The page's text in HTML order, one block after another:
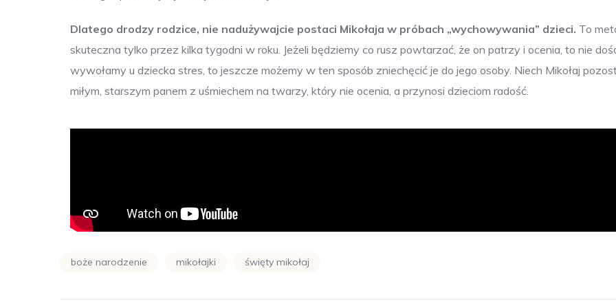
Dlatego drodzy rodzice, nie nadużywajcie postaci Mikołaja w próbach „wychowywania” dzieci. To
skuteczna tylko przez kilka tygodni w roku. Jeżeli będziemy co rusz powtarzać, że on patrzy i ocenia, to nie
wywołamy u dziecka stres, to jeszcze możemy w ten sposób zniechęcić je do jego osoby. Niech Mikołaj
miłym, starszym panem z uśmiechem na twarzy, który nie ocenia, a przynosi dzieciom radość.
boże narodzenie mikołajki święty mikołaj